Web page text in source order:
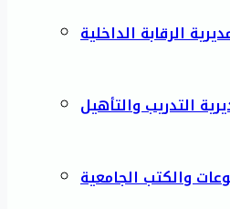
الرقابة الداخلية
التدريب والتأهيل
والكتب الجامعية